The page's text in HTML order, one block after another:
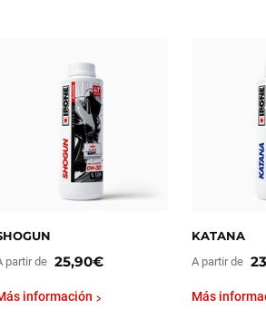
partir de 25,90€
KATANA
A partir de
información Más